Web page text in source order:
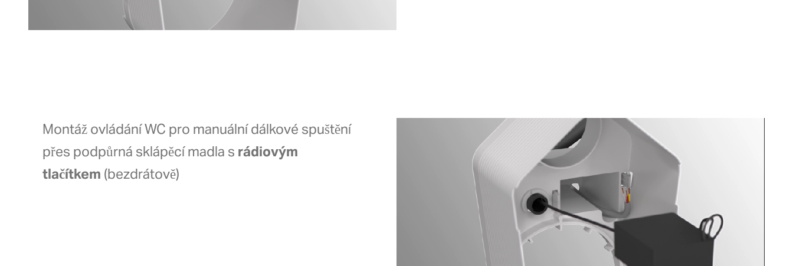
Montáž ovládání WC pro manuální dálkové spuštění
přes podpůrná sklápěcí madla s rádiovým
tlačítkem (bezdrátově)